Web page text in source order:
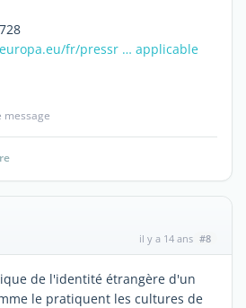
fr/pressr … applicable
message
il y a 14 ans #8
de l'identité étrangère d'un
le pratiquent les cultures de